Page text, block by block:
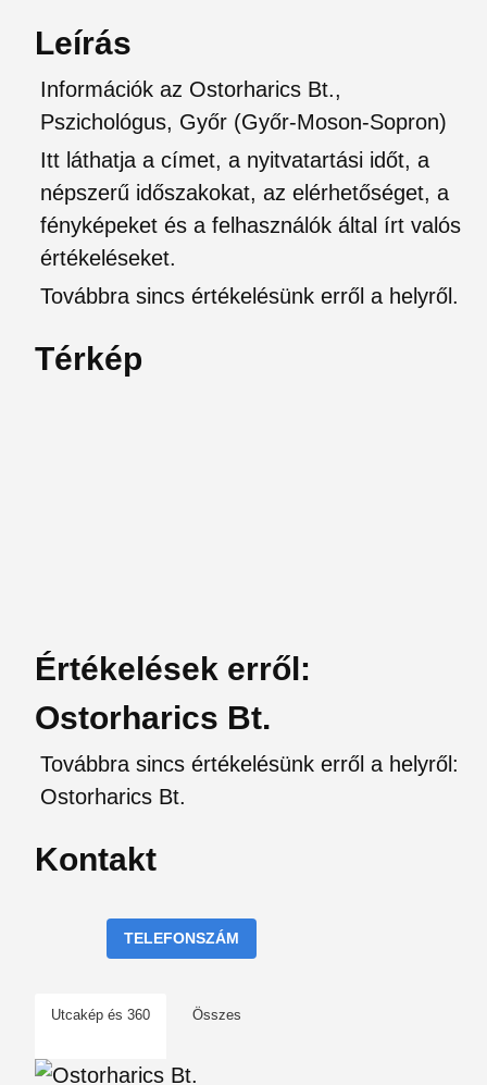
Leírás
Információk az Ostorharics Bt.,
Pszichológus, Győr (Győr-Moson-Sopron)
Itt láthatja a címet, a nyitvatartási időt, a
népszerű időszakokat, az elérhetőséget, a
fényképeket és a felhasználók által írt valós
értékeléseket.
Továbbra sincs értékelésünk erről a helyről.
Térkép
Értékelések erről:
Ostorharics Bt.
Továbbra sincs értékelésünk erről a helyről:
Ostorharics Bt.
Kontakt
TELEFONSZÁM
Utcakép és 360 Összes